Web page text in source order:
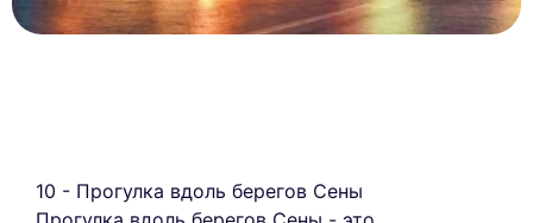
10 - Прогулка вдоль берегов Сены